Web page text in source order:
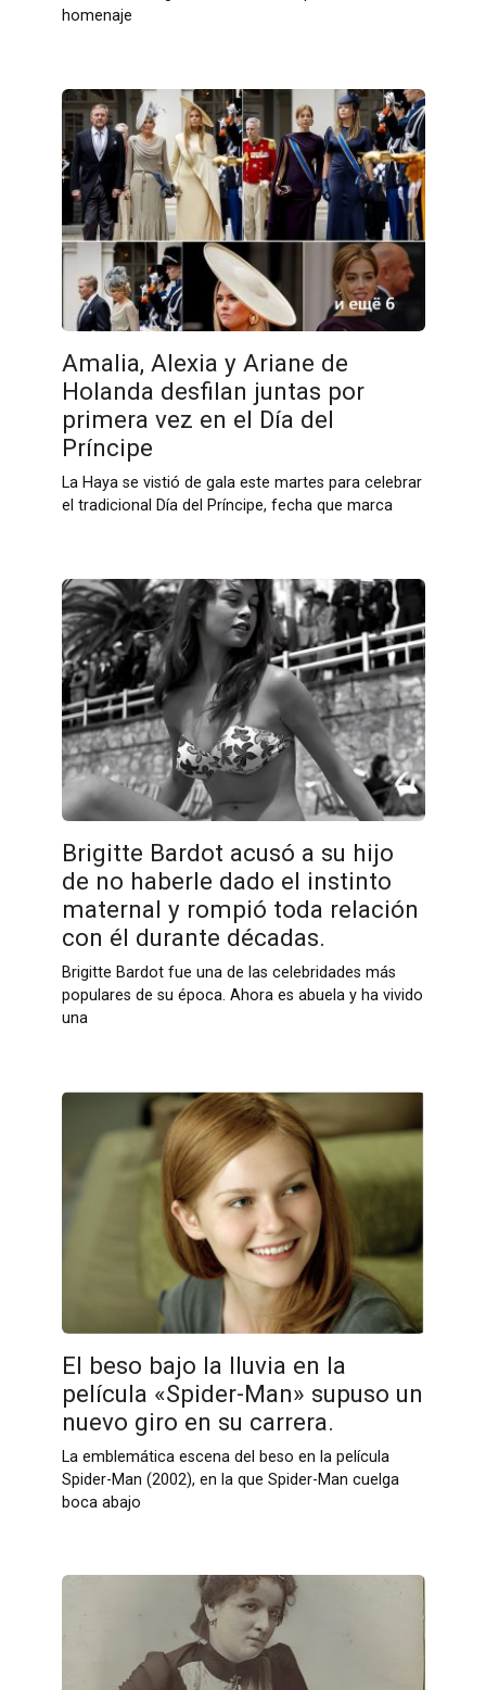
homenaje
Amalia, Alexia y Ariane de
Holanda desfilan juntas por
primera vez en el Día del
Príncipe
La Haya se vistió de gala este martes para celebrar
el tradicional Día del Príncipe, fecha que marca
Brigitte Bardot acusó a su hijo
de no haberle dado el instinto
maternal y rompió toda relación
con él durante décadas.
Brigitte Bardot fue una de las celebridades más
populares de su época. Ahora es abuela y ha vivido
una
El beso bajo la lluvia en la
película «Spider-Man» supuso un
nuevo giro en su carrera.
La emblemática escena del beso en la película
Spider-Man (2002), en la que Spider-Man cuelga
boca abajo